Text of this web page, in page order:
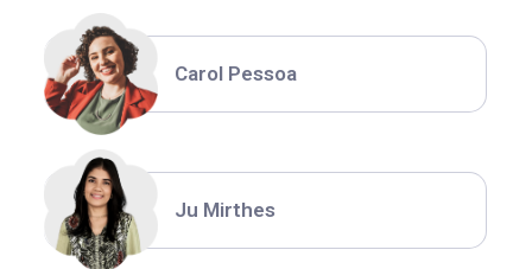
Carol Pessoa
Ju Mirthes